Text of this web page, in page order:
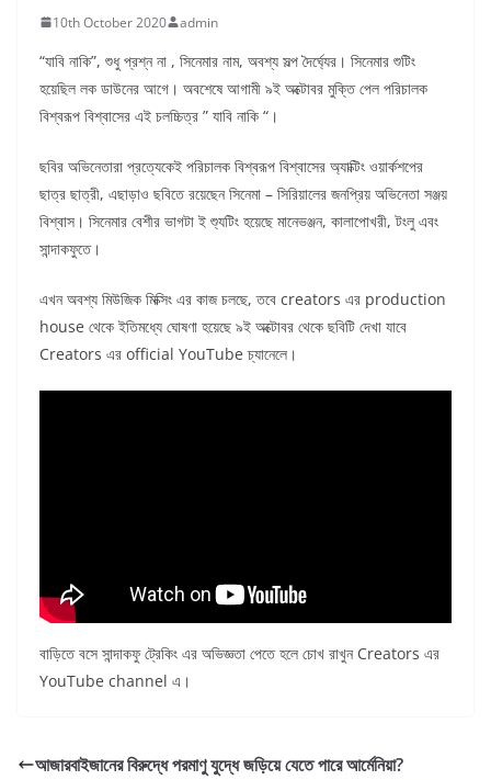
10th October 2020 admin
“যাবি নাকি”, শুধু প্রশ্ন না , সিনেমার নাম, অবশ্য সল্প দৈর্ঘ্যের। সিনেমার শুটিং
হয়েছিল লক ডাউনের আগে। অবশেষে আগামী ৯ই অক্টোবর মুক্তি পেল পরিচালক
বিশ্বরূপ বিশ্বাসের এই চলচ্চিত্র ” যাবি নাকি “।
ছবির অভিনেতারা প্রত্যেকেই পরিচালক বিশ্বরূপ বিশ্বাসের অ্যাক্টিং ওয়ার্কশপের
ছাত্র ছাত্রী, এছাড়াও ছবিতে রয়েছেন সিনেমা – সিরিয়ালের জনপ্রিয় অভিনেতা সঞ্জয়
বিশ্বাস। সিনেমার বেশীর ভাগটা ই শ্যুটিং হয়েছে মানেভঞ্জন, কালাপোখরী, টংলু এবং
সান্দাকফুতে।
এখন অবশ্য মিউজিক মিক্সিং এর কাজ চলছে, তবে creators এর production
house থেকে ইতিমধ্যে ঘোষণা হয়েছে ৯ই অক্টোবর থেকে ছবিটি দেখা যাবে
Creators এর official YouTube চ্যানেলে।
বাড়িতে বসে সান্দাকফু ট্রেকিং এর অভিজ্ঞতা পেতে হলে চোখ রাখুন Creators এর
YouTube channel এ।
আজারবাইজানের বিরুদ্ধে পরমাণু যুদ্ধে জড়িয়ে যেতে পারে আর্মেনিয়া?